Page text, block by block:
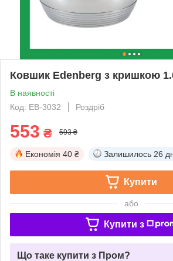
Ковшик Edenberg з кришкою
В наявності
Код: EB-3032
Роздріб
553 ₴ 593 ₴
Економія 40 ₴ Залишилось 26
Купити
або
Купити з
Що таке купити з Пром?